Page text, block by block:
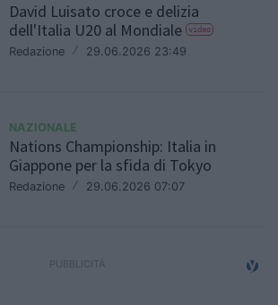
David Luisato croce e delizia
dell'Italia U20 al Mondiale video
Redazione / 29.06.2026 23:49
NAZIONALE
Nations Championship: Italia in
Giappone per la sfida di Tokyo
Redazione / 29.06.2026 07:07